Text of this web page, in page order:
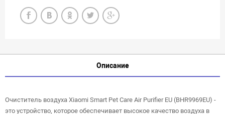
Описание
Очиститель воздуха Xiaomi Smart Pet Care Air Purifier EU (BHR9969EU) -
это устройство, которое обеспечивает высокое качество воздуха в